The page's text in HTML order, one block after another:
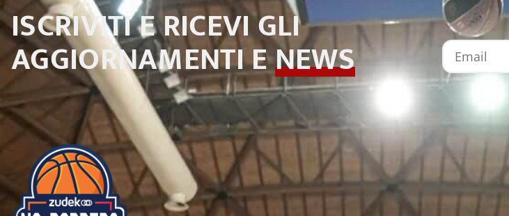
ISCRIVITI E RICEVI GLI
AGGIORNAMENTI ENEWS